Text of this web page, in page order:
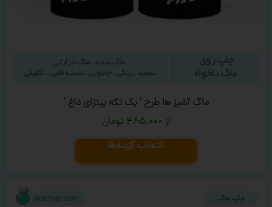
ماگ آشپز ها طرح ‘ یک تکه پیتزای داغ ‘
۴۸۵,۰۰۰ تومان
انتخاب گزینه‌ها